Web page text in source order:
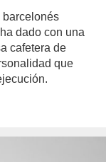
barcelonés
dado con una
cafetera de
que
author/redaccion/